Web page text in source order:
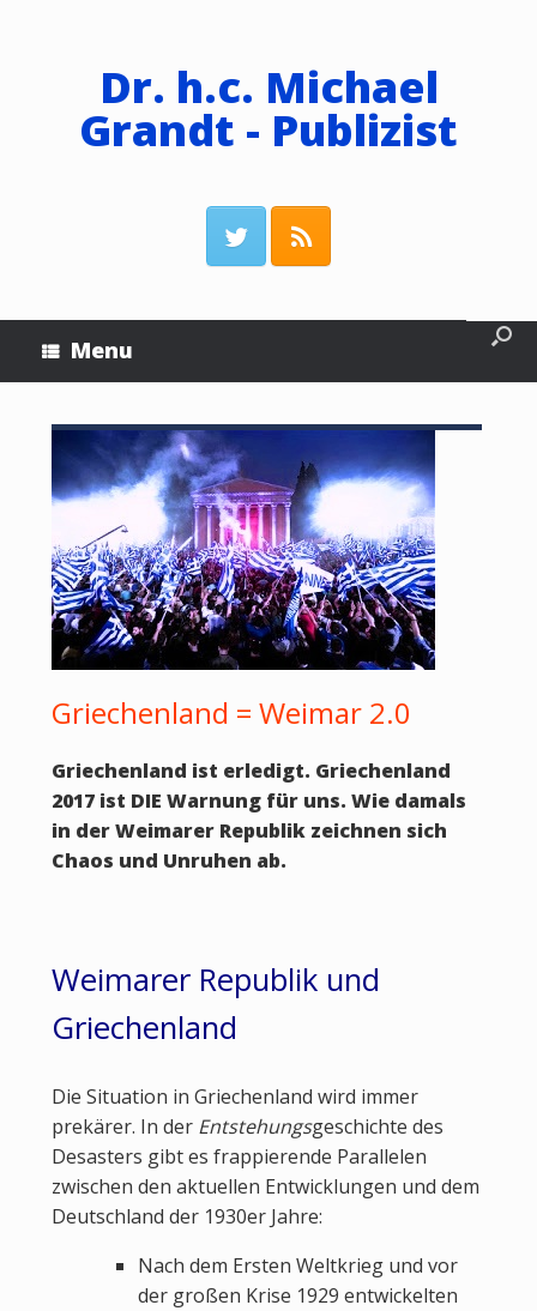
Dr. h.c. Michael
Grandt - Publizist
Menu
Griechenland = Weimar 2.0
Griechenland ist erledigt. Griechenland
2017 ist DIE Warnung für uns. Wie damals
in der Weimarer Republik zeichnen sich
Chaos und Unruhen ab.
Weimarer Republik und
Griechenland
Die Situation in Griechenland wird immer
prekärer. In der Entstehungsgeschichte des
Desasters gibt es frappierende Parallelen
zwischen den aktuellen Entwicklungen und dem
Deutschland der 1930er Jahre:
Nach dem Ersten Weltkrieg und vor
der großen Krise 1929 entwickelten